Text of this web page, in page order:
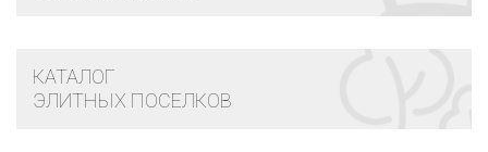
КАТАЛОГ
ЭЛИТНЫХ ПОСЕЛКОВ